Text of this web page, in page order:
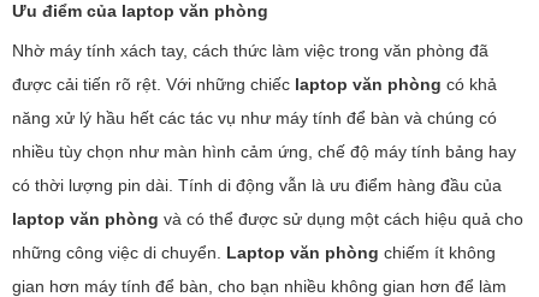
Ưu điểm của laptop văn phòng
Nhờ máy tính xách tay, cách thức làm việc trong văn phòng đã
được cải tiến rõ rệt. Với những chiếc laptop văn phòng có khả
năng xử lý hầu hết các tác vụ như máy tính để bàn và chúng có
nhiều tùy chọn như màn hình cảm ứng, chế độ máy tính bảng hay
có thời lượng pin dài. Tính di động vẫn là ưu điểm hàng đầu của
laptop văn phòng và có thể được sử dụng một cách hiệu quả cho
những công việc di chuyển. Laptop văn phòng chiếm ít không
gian hơn máy tính để bàn, cho bạn nhiều không gian hơn để làm